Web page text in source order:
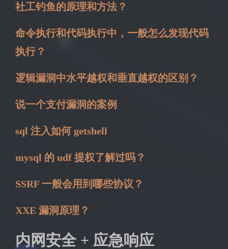
社工钓鱼的原理和方法？
命令执行和代码执行中，一般怎么发现代码
执行？
逻辑漏洞中水平越权和垂直越权的区别？
说一个支付漏洞的案例
sql 注入如何 getshell
mysql 的 udf 提权了解过吗？
SSRF 一般会用到哪些协议？
XXE 漏洞原理？
内网安全 + 应急响应